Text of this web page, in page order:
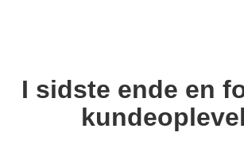
I sidste ende en